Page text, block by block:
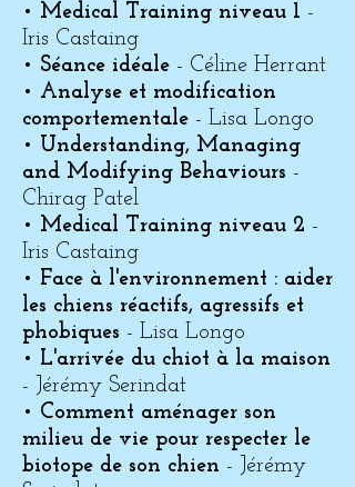
• Medical Training niveau 1 -
Iris Castaing
• Séance idéale - Céline Herrant
• Analyse et modification
comportementale - Lisa Longo
• Understanding, Managing
and Modifying Behaviours -
Chirag Patel
• Medical Training niveau 2 -
Iris Castaing
• Face à l'environnement : aider
les chiens réactifs, agressifs et
phobiques - Lisa Longo
• L'arrivée du chiot à la maison
- Jérémy Serindat
• Comment aménager son
milieu de vie pour respecter le
biotope de son chien - Jérémy